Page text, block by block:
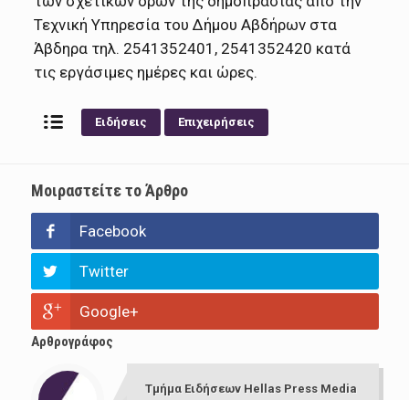
Τεχνική Υπηρεσία του Δήμου Αβδήρων στα
Άβδηρα τηλ. 2541352401, 2541352420 κατά
τις εργάσιμες ημέρες και ώρες.
Ειδήσεις Επιχειρήσεις
Μοιραστείτε το Άρθρο
Facebook
Twitter
Google+
Αρθρογράφος
Τμήμα Ειδήσεων Hellas Press Media